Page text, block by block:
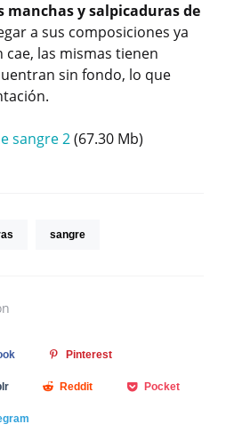
manchas y salpicaduras de
a sus composiciones ya
las mismas tienen
sin fondo, lo que
sangre 2(67.30 Mb)
sangre
Pinterest
Reddit Pocket